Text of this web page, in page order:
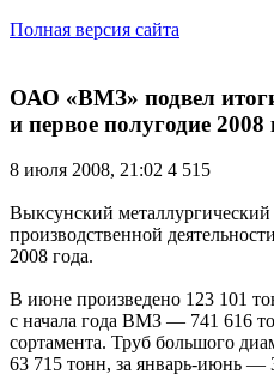
Полная версия сайта
ОАО «ВМЗ» подвел
и первое полугодие 2008
8 июля 2008, 21:02 4 515
Выксунский металлургический
производственной
2008 года.
В июне произведено 123 101
с начала года ВМЗ — 741 616
сортамента. Труб большого
63 715 тонн, за январь-июнь —